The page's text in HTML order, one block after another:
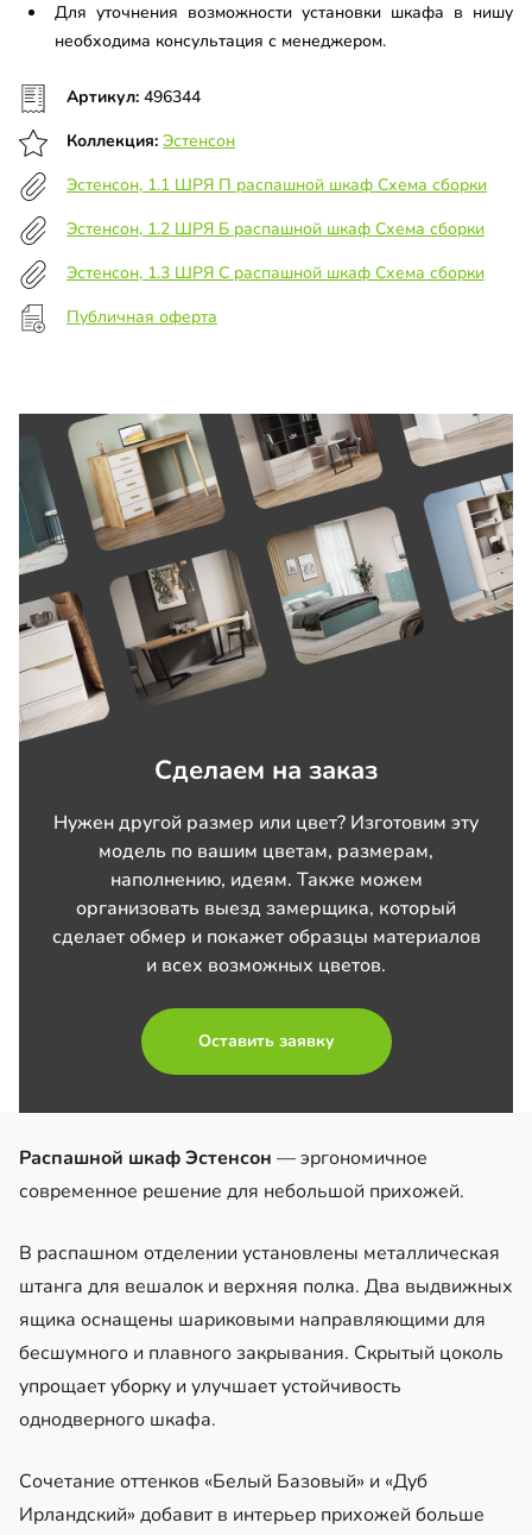
Для уточнения возможности установки шкафа в нишу
необходима консультация с менеджером.
Артикул: 496344
Коллекция: Эстенсон
Эстенсон, 1.1 ШРЯ П распашной шкаф Схема сборки
Эстенсон, 1.2 ШРЯ Б распашной шкаф Схема сборки
Эстенсон, 1.3 ШРЯ C распашной шкаф Схема сборки
Публичная оферта
Сделаем на заказ
Нужен другой размер или цвет? Изготовим эту
модель по вашим цветам, размерам,
наполнению, идеям. Также можем
организовать выезд замерщика, который
сделает обмер и покажет образцы материалов
и всех возможных цветов.
Оставить заявку
Распашной шкаф Эстенсон — эргономичное
современное решение для небольшой прихожей.
В распашном отделении установлены металлическая
штанга для вешалок и верхняя полка. Два выдвижных
ящика оснащены шариковыми направляющими для
бесшумного и плавного закрывания. Скрытый цоколь
упрощает уборку и улучшает устойчивость
однодверного шкафа.
Сочетание оттенков «Белый Базовый» и «Дуб
Ирландский» добавит в интерьер прихожей больше